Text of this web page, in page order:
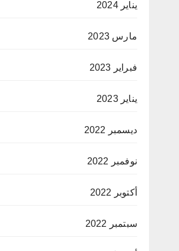
يناير 2024
مارس 2023
فبراير 2023
يناير 2023
ديسمبر 2022
نوفمبر 2022
أكتوبر 2022
سبتمبر 2022